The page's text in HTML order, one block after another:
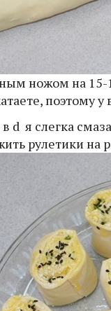
ножом на 15-
поэтому
d я слегка
рулетики на